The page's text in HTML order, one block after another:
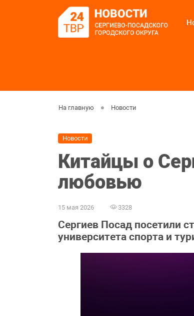
На главную Новости
Новости
Китайцы о
любовью
15 мая 2026 3328
Сергиев Посад посетили
университета спорта и